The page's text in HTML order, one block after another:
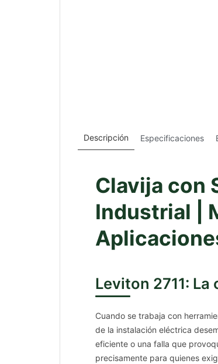
Descripción Especificaciones
Clavija con
Industrial |
Leviton 2711:
Cuando se trabaja con
de la instalación eléctrica
eficiente o una falla que
precisamente para quienes